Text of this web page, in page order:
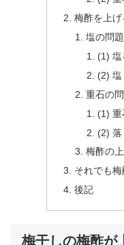
梅酢を上
塩の問
(1) 塩
(2) 塩
重石の
(1) 重
(2) 落
梅酢の
それでも
後記
梅干しの梅酢が